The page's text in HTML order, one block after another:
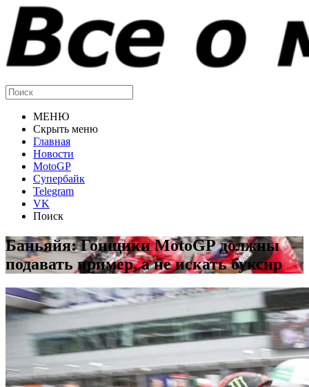
МЕНЮ
Скрыть меню
Главная
Новости
MotoGP
Супербайк
Telegram
VK
Поиск
Баньяйя: Гонщики MotoGP должны
подавать пример, а не искать буксир